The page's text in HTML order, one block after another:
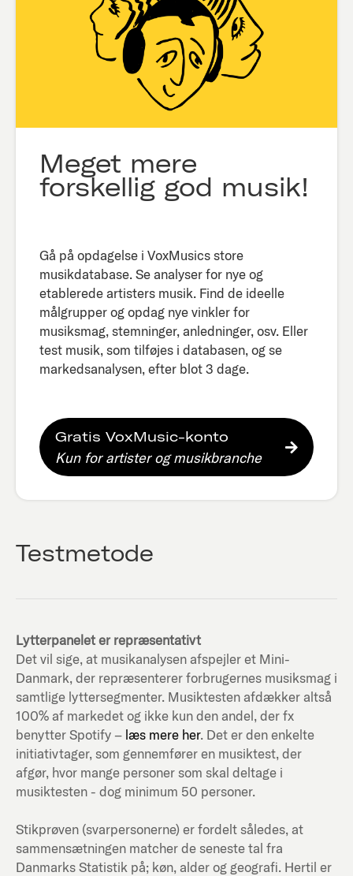
Meget mere
forskellig god musik!
Gå på opdagelse i VoxMusics store
musikdatabase. Se analyser for nye og
etablerede artisters musik. Find de ideelle
målgrupper og opdag nye vinkler for
musiksmag, stemninger, anledninger, osv. Eller
test musik, som tilføjes i databasen, og se
markedsanalysen, efter blot 3 dage.​
Gratis VoxMusic-konto
Kun for artister og musikbranche
Testmetode
Lytterpanelet er repræsentativt
Det vil sige, at musikanalysen afspejler et Mini-
Danmark, der repræsenterer forbrugernes musiksmag i
samtlige lyttersegmenter. Musiktesten afdækker altså
100% af markedet og ikke kun den andel, der fx
benytter Spotify – læs mere her. Det er den enkelte
initiativtager, som gennemfører en musiktest, der
afgør, hvor mange personer som skal deltage i
musiktesten - dog minimum 50 personer.
Stikprøven (svarpersonerne) er fordelt således, at
sammensætningen matcher de seneste tal fra
Danmarks Statistik på; køn, alder og geografi. Hertil er